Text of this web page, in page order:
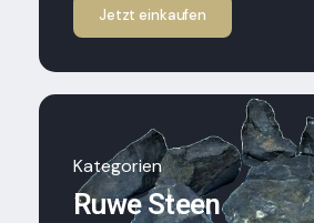
Jetzt einkaufen
Kategorien
Ruwe Steen